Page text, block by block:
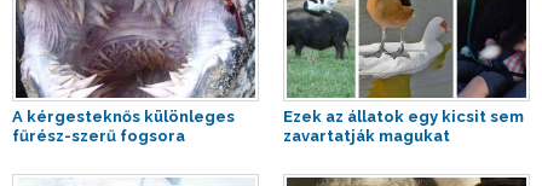
A kérgesteknős különleges
fűrész-szerű fogsora
Ezek az állatok egy kicsit sem
zavartatják magukat